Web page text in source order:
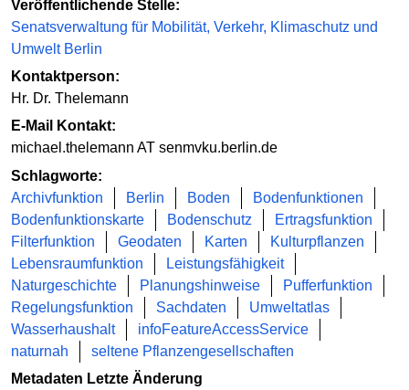
Veröffentlichende Stelle:
Senatsverwaltung für Mobilität, Verkehr, Klimaschutz und
Umwelt Berlin
Kontaktperson:
Hr. Dr. Thelemann
E-Mail Kontakt:
michael.thelemann AT senmvku.berlin.de
Schlagworte:
Archivfunktion
Berlin Boden
Bodenfunktionen
Bodenfunktionskarte
Bodenschutz
Ertragsfunktion
Filterfunktion
Geodaten Karten
Kulturpflanzen
Lebensraumfunktion
Leistungsfähigkeit
Naturgeschichte
Planungshinweise
Pufferfunktion
Regelungsfunktion
Sachdaten
Umweltatlas
Wasserhaushalt
infoFeatureAccessService
naturnah
seltene Pflanzengesellschaften
Metadaten Letzte Änderung